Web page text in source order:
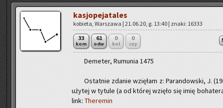
ka­sjo­pe­ja­ta­les
ko­bie­ta, War­sza­wa | 21.06.20, g. 13:40 | znaki: 16333
33
kom
61
odw
0
kol
0
czy
De­me­ter, Ru­mu­nia 1475
Ostat­nie zda­nie wzię­łam z: Pa­ran­dow­ski, J.
uży­tej w ty­tu­le (a od któ­rej wzię­ło się imię
link: The­re­min